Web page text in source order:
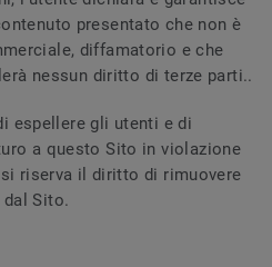
presentato che non è
diffamatorio e che
nessun diritto di terze parti..
espellere gli utenti e di
a questo Sito in violazione
riserva il diritto di rimuovere
Sito.